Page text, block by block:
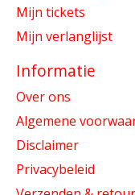
Mijn tickets
Mijn verlanglijst
Informatie
Over ons
Algemene
Disclaimer
Privacybeleid